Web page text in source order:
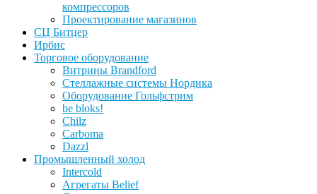
компрессоров
Проектирование магазинов
СЦ Битцер
Ирбис
Торговое оборудование
Витрины Brandford
Стеллажные системы Нордика
Оборудование Гольфстрим
be bloks!
Chilz
Carboma
Dazzl
Промышленный холод
Intercold
Агрегаты Belief